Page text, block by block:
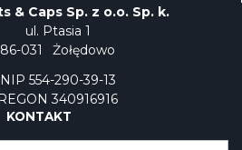
produktowego
zostało wysłane
& Caps Sp. z o.o. Sp. k.
ul. Ptasia 1
031
Żołędowo
554-290-39-13
340916916
KONTAKT